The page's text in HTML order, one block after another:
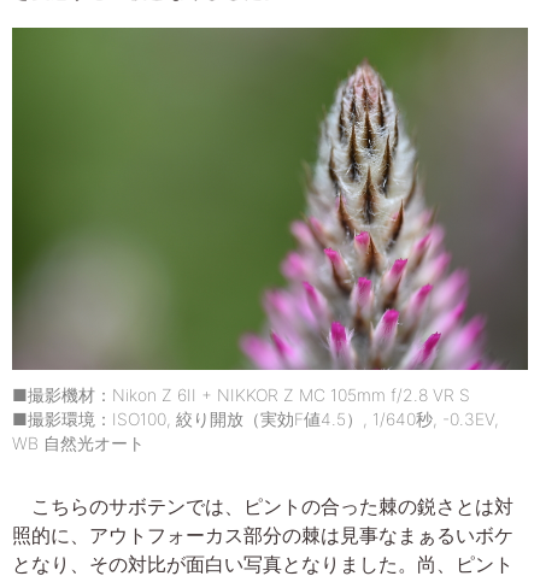
■撮影機材：Nikon Z 6II + NIKKOR Z MC 105mm f/2.8 VR S
■撮影環境：ISO100, 絞り開放（実効F値4.5）, 1/640秒, -0.3EV,
WB 自然光オート
こちらのサボテンでは、ピントの合った棘の鋭さとは対
照的に、アウトフォーカス部分の棘は見事なまぁるいボケ
となり、その対比が面白い写真となりました。尚、ピント